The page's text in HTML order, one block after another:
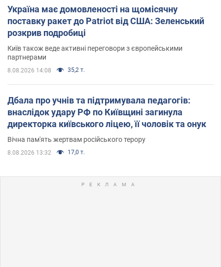
Україна має домовленості на щомісячну
поставку ракет до Patriot від США: Зеленський
розкрив подробиці
Київ також веде активні переговори з європейськими
партнерами
8.08.2026 14:08 35,2 т.
Дбала про учнів та підтримувала педагогів:
внаслідок удару РФ по Київщині загинула
директорка київського ліцею, її чоловік та онук
Вічна пам'ять жертвам російського терору
8.08.2026 13:32 17,0 т.